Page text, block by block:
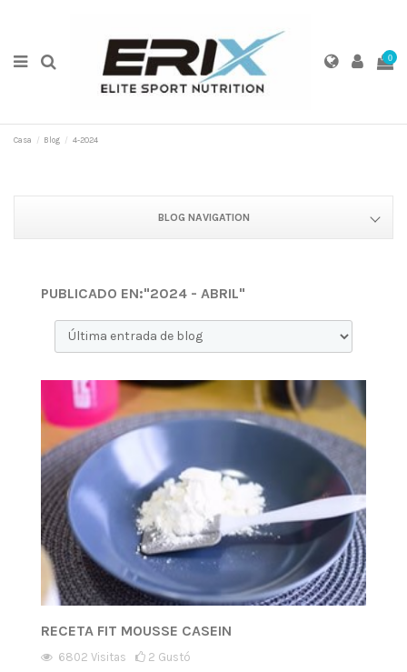
0
Casa Blog 4-2024
BLOG NAVIGATION
PUBLICADO EN:"2024 - ABRIL"
RECETA FIT MOUSSE CASEIN
6802 Visitas 2 Gustó